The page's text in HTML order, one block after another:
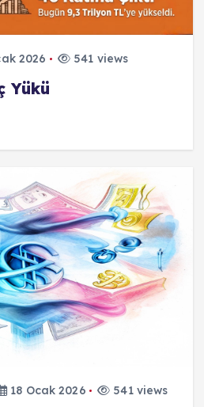
2026 541 views
Yükü
18 Ocak 2026 541 views